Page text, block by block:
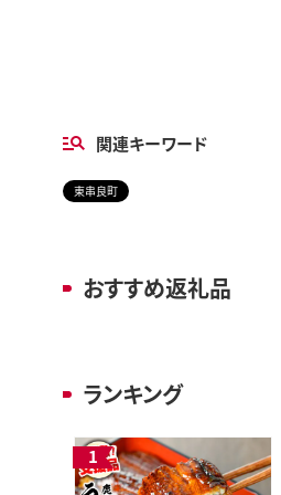
関連キーワード
東串良町
おすすめ返礼品
ランキング